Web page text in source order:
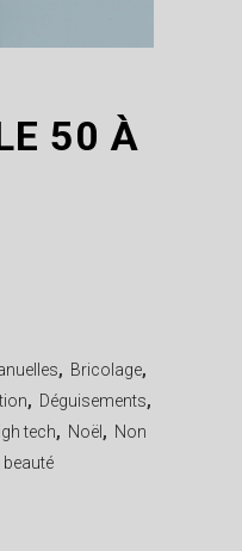
50 À
, Bricolage,
, Déguisements,
tech, Noël , Non